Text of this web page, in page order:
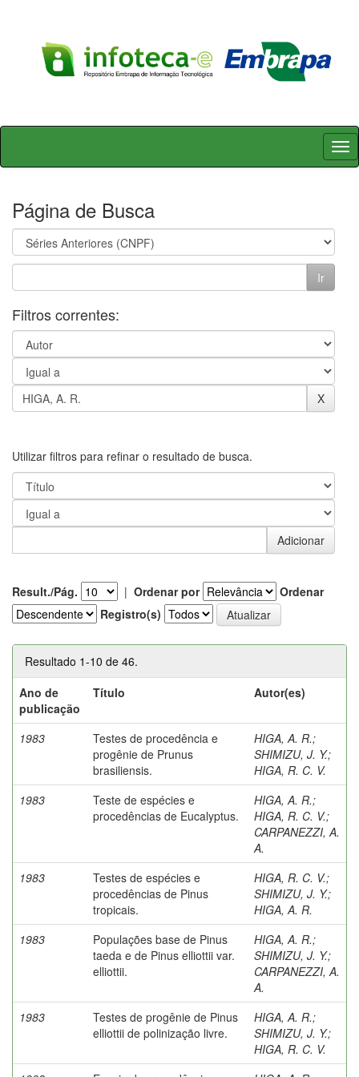
Skip
Página de Busca
Filtros correntes:
Utilizar filtros para refinar o resultado de busca.
Result./Pág. | Ordenar por
Ordenar
Registro(s)
Resultado 1-10 de 46.
Ano de
publicação
Título Autor(es)
1983
Testes de procedência e
progênie de Prunus
brasiliensis.
HIGA, A. R.;
SHIMIZU, J. Y.;
HIGA, R. C. V.
1983
Teste de espécies e
procedências de Eucalyptus.
HIGA, A. R.;
HIGA, R. C. V.;
CARPANEZZI, A.
A.
1983
Testes de espécies e
procedências de Pinus
tropicais.
HIGA, R. C. V.;
SHIMIZU, J. Y.;
HIGA, A. R.
1983
Populações base de Pinus
taeda e de Pinus elliottii var.
elliottii.
HIGA, A. R.;
SHIMIZU, J. Y.;
CARPANEZZI, A.
A.
1983
Testes de progênie de Pinus
elliottii de polinização livre.
HIGA, A. R.;
SHIMIZU, J. Y.;
HIGA, R. C. V.